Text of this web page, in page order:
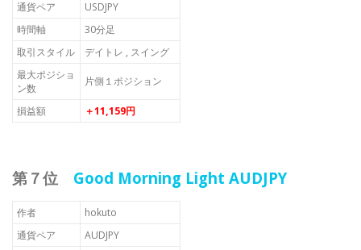
通貨ペア
USDJPY
時間軸
30分足
取引スタイル
デイトレ , スイング
最大ポジショ
ン数
片側１ポジション
損益額 ＋11,159円
第７位 Good Morning Light AUDJPY
作者
hokuto
通貨ペア
AUDJPY